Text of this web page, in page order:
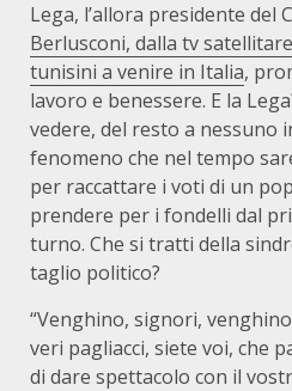
Lega, l’allora presidente del
Berlusconi, dalla tv
tunisini a venire in Italia,
lavoro e benessere. E la
vedere, del resto a nessuno
fenomeno che nel tempo
per raccattare i voti di un
prendere per i fondelli dal
turno. Che si tratti della
taglio politico?
“Venghino, signori,
veri pagliacci, siete voi, che
di dare spettacolo con il